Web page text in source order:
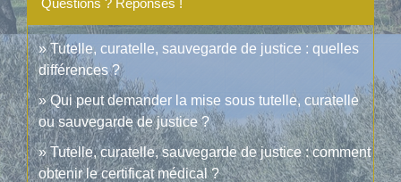
Tutelle, curatelle, sauvegarde de justice : quelles
différences ?
Qui peut demander la mise sous tutelle, curatelle
ou sauvegarde de justice ?
Tutelle, curatelle, sauvegarde de justice : comment
obtenir le certificat médical ?